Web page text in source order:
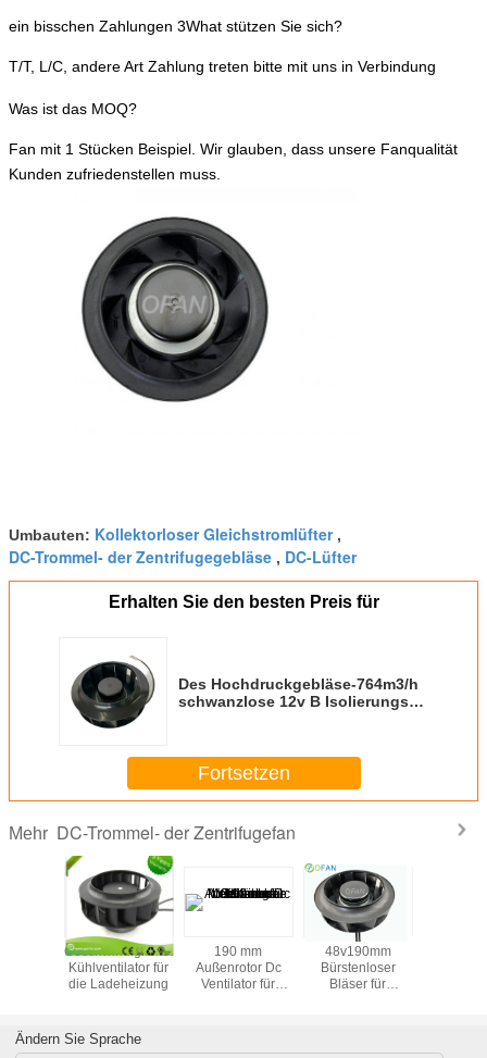
ein bisschen Zahlungen 3What stützen Sie sich?
T/T, L/C, andere Art Zahlung treten bitte mit uns in Verbindung
Was ist das MOQ?
Fan mit 1 Stücken Beispiel. Wir glauben, dass unsere Fanqualität
Kunden zufriedenstellen muss.
Umbauten: Kollektorloser Gleichstromlüfter,
DC-Trommel- der Zentrifugegebläse , DC-Lüfter
Erhalten Sie den besten Preis für
Des Hochdruckgebläse-764m3/h
schwanzlose 12v B Isolierungs-
Fortsetzen
Mehr DC-Trommel- der Zentrifugefan
Geschwindigkeitsverstellbarer
Kühlventilator für
die Ladeheizung
190 mm
Außenrotor Dc
Ventilator für
Luftwechsel
48v190mm
Bürstenloser
Bläser für
Ändern Sie Sprache